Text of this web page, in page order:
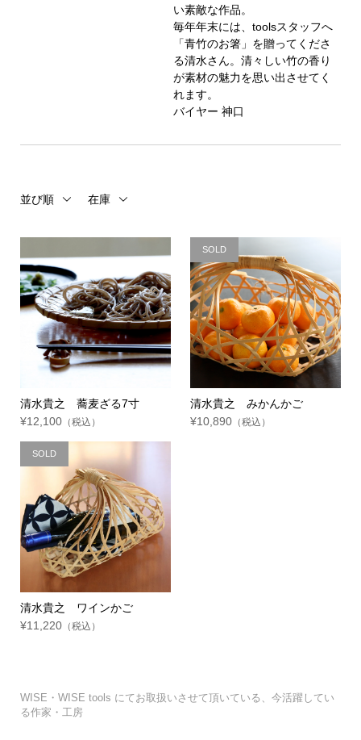
い素敵な作品。
毎年年末には、toolsスタッフへ
「青竹のお箸」を贈ってくださ
る清水さん。清々しい竹の香り
が素材の魅力を思い出させてく
れます。
バイヤー 神口
並び順 在庫
清水貴之 蕎麦ざる7寸
¥12,100（税込）
SOLD
清水貴之 みかんかご
¥10,890 （税込）
SOLD
清水貴之 ワインかご
¥11,220（税込）
WISE・WISE tools にてお取扱いさせて頂いている、今活躍してい
る作家・工房